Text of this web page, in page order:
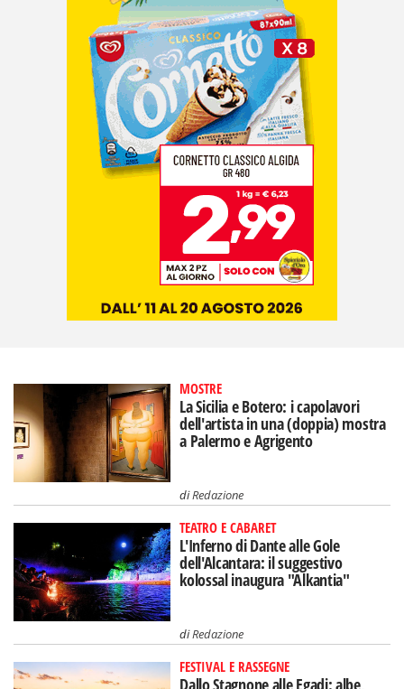
MOSTRE
La Sicilia e Botero: i capolavori
dell'artista in una (doppia) mostra
a Palermo e Agrigento
diRedazione
TEATRO E CABARET
L'Inferno di Dante alle Gole
dell'Alcantara: il suggestivo
kolossal inaugura "Alkantia"
diRedazione
FESTIVAL E RASSEGNE
Dallo Stagnone alle Egadi: albe,